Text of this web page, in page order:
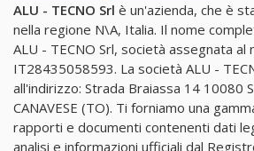
ALU - TECNO Srl è un'azienda, che è
nella regione N\A, Italia. Il nome
ALU - TECNO Srl, società assegnata
IT28435058593. La società ALU -
all'indirizzo: Strada Braiassa 14 10080
CANAVESE (TO). Ti forniamo una
rapporti e documenti contenenti dati
analisi e informazioni ufficiali dal